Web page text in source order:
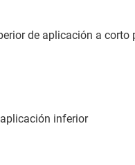
de aplicación a corto
inferior